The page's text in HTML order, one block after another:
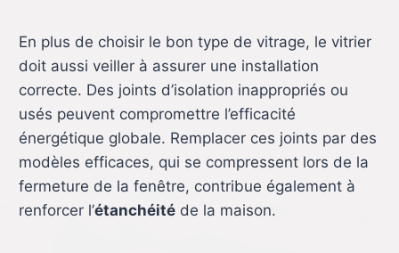
En plus de choisir le bon type de vitrage, le vitrier
doit aussi veiller à assurer une installation
correcte. Des joints d’isolation inappropriés ou
usés peuvent compromettre l’efficacité
énergétique globale. Remplacer ces joints par des
modèles efficaces, qui se compressent lors de la
fermeture de la fenêtre, contribue également à
renforcer l’étanchéitéde la maison.